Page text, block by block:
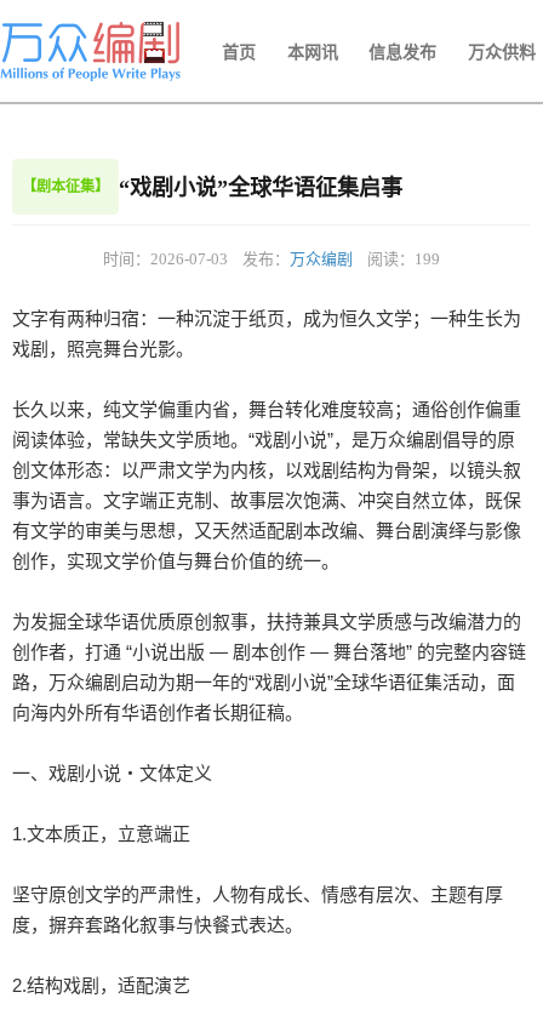
首页 本网讯 信息发布 万众供料
【剧本征集】 “戏剧小说”全球华语征集启事
时间：2026-07-03 发布： 万众编剧 阅读：199
文字有两种归宿：一种沉淀于纸页，成为恒久文学；一种生长为
戏剧，照亮舞台光影。
长久以来，纯文学偏重内省，舞台转化难度较高；通俗创作偏重
阅读体验，常缺失文学质地。“戏剧小说”，是万众编剧倡导的原
创文体形态：以严肃文学为内核，以戏剧结构为骨架，以镜头叙
事为语言。文字端正克制、故事层次饱满、冲突自然立体，既保
有文学的审美与思想，又天然适配剧本改编、舞台剧演绎与影像
创作，实现文学价值与舞台价值的统一。
为发掘全球华语优质原创叙事，扶持兼具文学质感与改编潜力的
创作者，打通 “小说出版 — 剧本创作 — 舞台落地” 的完整内容链
路，万众编剧启动为期一年的“戏剧小说”全球华语征集活动，面
向海内外所有华语创作者长期征稿。
一、戏剧小说・文体定义
1.文本质正，立意端正
坚守原创文学的严肃性，人物有成长、情感有层次、主题有厚
度，摒弃套路化叙事与快餐式表达。
2.结构戏剧，适配演艺